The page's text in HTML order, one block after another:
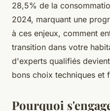
28,5% de la
2024, marquant une
à ces enjeux, comment
transition dans votre
d'experts qualifiés
bons choix techniques et
Pourquoi